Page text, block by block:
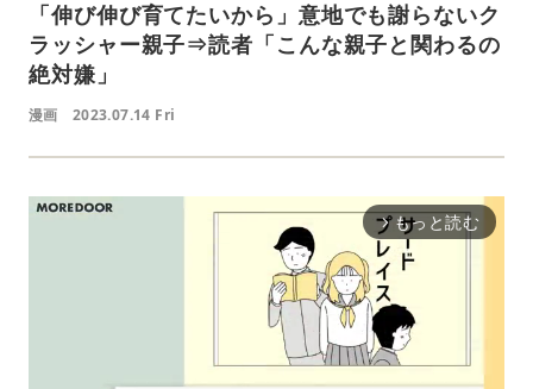
「伸び伸び育てたいから」意地でも謝らないク
ラッシャー親子⇒読者「こんな親子と関わるの
絶対嫌」
漫画 2023.07.14 Fri
arrow_forward_ios もっと読む